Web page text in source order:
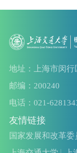
地址：上海市闵行
邮编：200240
电话：021-
友情链接
国家发展和改革委